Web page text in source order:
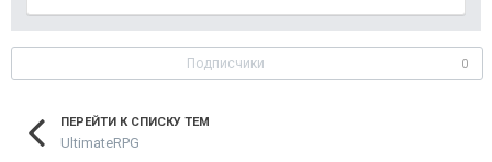
Подписчики 0
ПЕРЕЙТИ К СПИСКУ ТЕМ
UltimateRPG